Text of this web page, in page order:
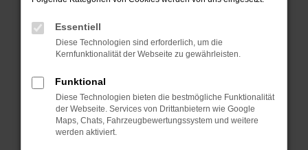
können das Laden bestimmter Seiten
verhindern. Funktioniert die Seite in einem
anderen Browser oder in einem privaten
Starte dein Gerät neu.
Das kann manchmal helfen, vorübergehende
Probleme zu beheben.
Essentiell
Diese Technologien sind erforderlich, um die
Kernfunktionalität der Webseite zu gewährleisten.
Funktional
Diese Technologien bieten die bestmögliche Funktionalität
der Webseite. Services von Drittanbietern wie Google
Maps, Chats, Fahrzeugbewertungssystem und weitere
werden aktiviert.